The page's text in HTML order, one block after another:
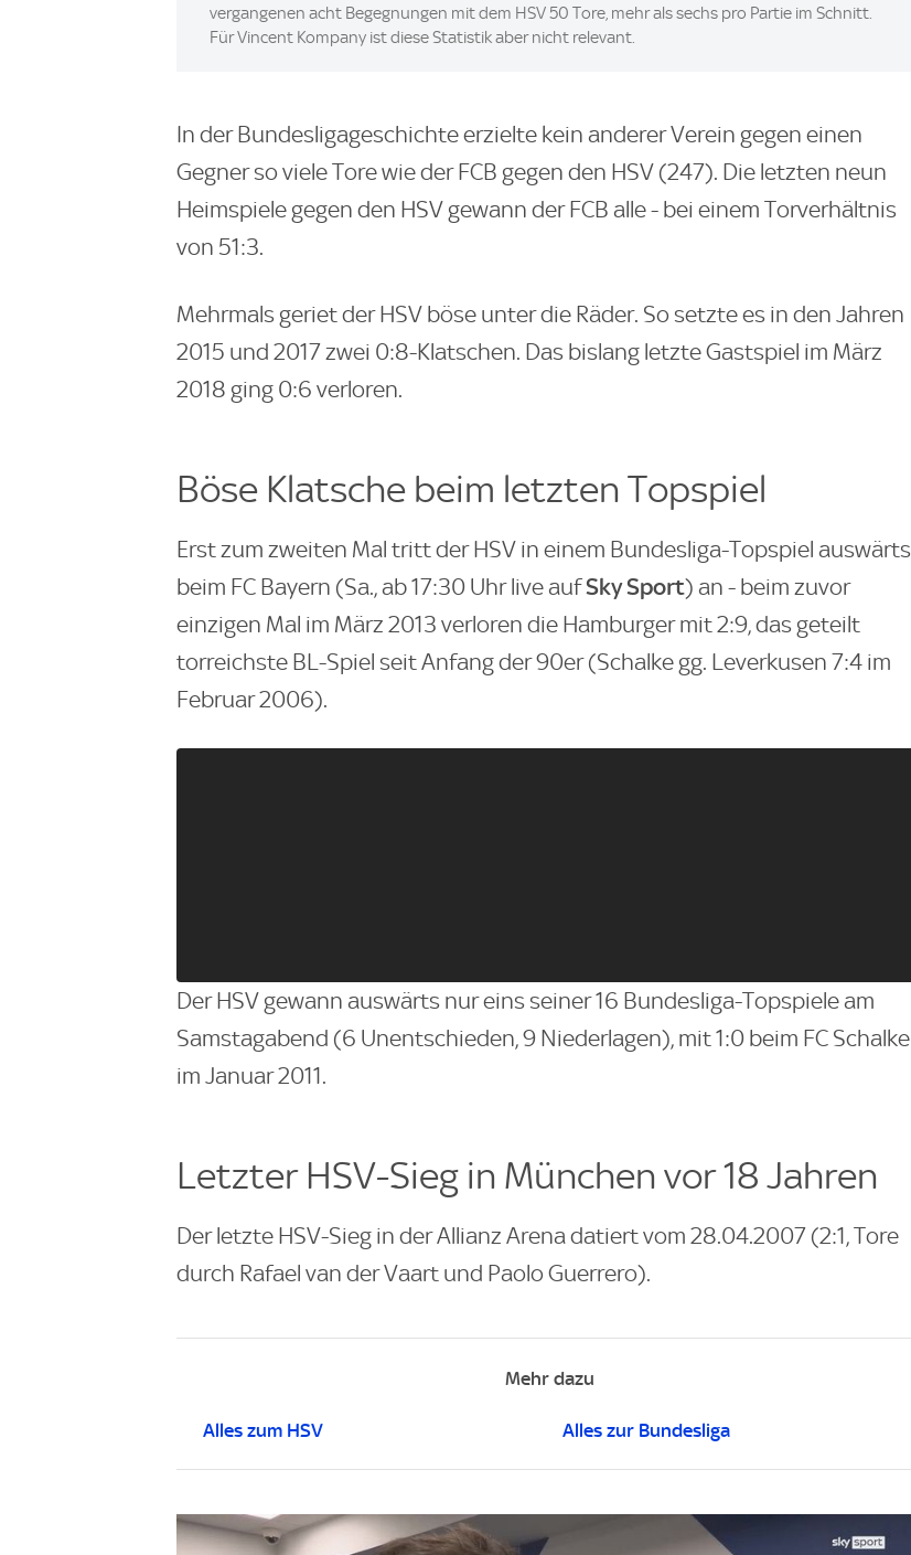
vergangenen acht Begegnungen mit dem HSV 50 Tore, mehr als sechs pro Partie im Schnitt.
Für Vincent Kompany ist diese Statistik aber nicht relevant.
In der Bundesligageschichte erzielte kein anderer Verein gegen einen
Gegner so viele Tore wie der FCB gegen den HSV (247). Die letzten neun
Heimspiele gegen den HSV gewann der FCB alle - bei einem Torverhältnis
von 51:3.
Mehrmals geriet der HSV böse unter die Räder. So setzte es in den Jahren
2015 und 2017 zwei 0:8-Klatschen. Das bislang letzte Gastspiel im März
2018 ging 0:6 verloren.
Böse Klatsche beim letzten Topspiel
Erst zum zweiten Mal tritt der HSV in einem Bundesliga-Topspiel auswärts
beim FC Bayern (Sa., ab 17:30 Uhr live aufSky Sport) an - beim zuvor
einzigen Mal im März 2013 verloren die Hamburger mit 2:9, das geteilt
torreichste BL-Spiel seit Anfang der 90er (Schalke gg. Leverkusen 7:4 im
Februar 2006).
Der HSV gewann auswärts nur eins seiner 16 Bundesliga-Topspiele am
Samstagabend (6 Unentschieden, 9 Niederlagen), mit 1:0 beim FC Schalke
im Januar 2011.
Letzter HSV-Sieg in München vor 18 Jahren
Der letzte HSV-Sieg in der Allianz Arena datiert vom 28.04.2007 (2:1, Tore
durch Rafael van der Vaart und Paolo Guerrero).
Mehr dazu
Alles zum HSV Alles zur Bundesliga